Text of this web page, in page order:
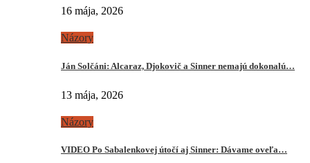
16 mája, 2026
Názory
Ján Solčáni: Alcaraz, Djokovič a Sinner nemajú dokonalú…
13 mája, 2026
Názory
VIDEO Po Sabalenkovej útočí aj Sinner: Dávame oveľa…